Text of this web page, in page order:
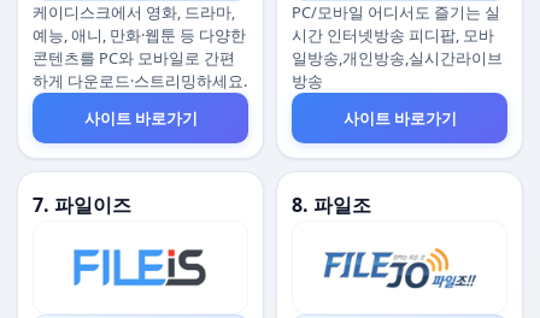
케이디스크에서 영화, 드라마,
예능, 애니, 만화·웹툰 등 다양한
콘텐츠를 PC와 모바일로 간편
하게 다운로드·스트리밍하세요.
사이트 바로가기
PC/모바일 어디서도 즐기는 실
시간 인터넷방송 피디팝, 모바
일방송,개인방송,실시간라이브
방송
사이트 바로가기
7. 파일이즈 8. 파일조